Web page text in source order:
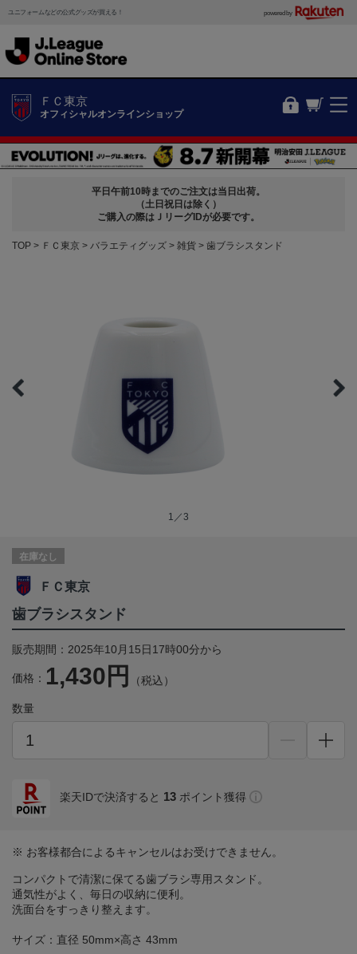
ユニフォームなどの公式グッズが買える！ powered by
ＦＣ東京
オフィシャルオンラインショップ
平日午前10時までのご注文は当日出荷。
（土日祝日は除く）
ご購入の際はＪリーグIDが必要です。
TOP ＦＣ東京 バラエティグッズ 雑貨 歯ブラシスタンド
1／3
在庫なし
ＦＣ東京
歯ブラシスタンド
販売期間：2025年10月15日17時00分から
価格： 1,430円 （税込）
数量
楽天IDで決済すると 13 ポイント獲得
※ お客様都合によるキャンセルはお受けできません。
コンパクトで清潔に保てる歯ブラシ専用スタンド。
通気性がよく、毎日の収納に便利。
洗面台をすっきり整えます。
サイズ：直径 50mm×高さ 43mm